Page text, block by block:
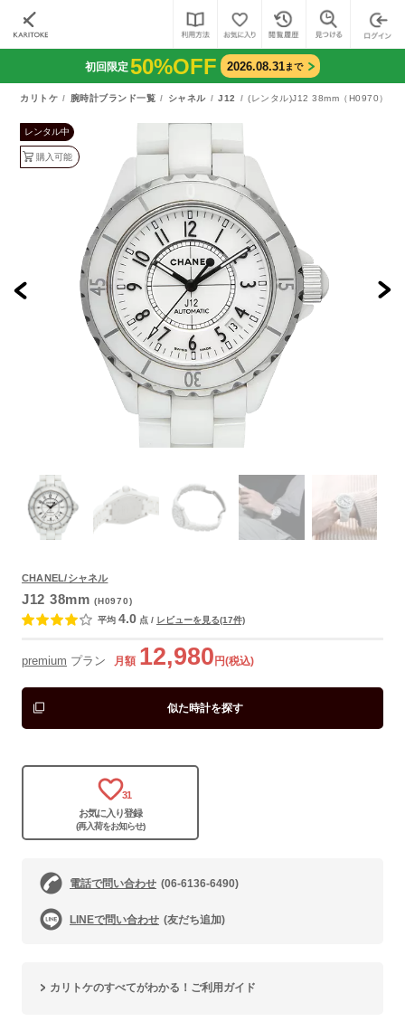
初回限定50%OFF 2026.08.31まで
カリトケ 腕時計ブランド一覧 シャネル J12 (レンタル)J12 38mm（H0970）
レンタル中
購入可能
CHANEL/シャネル
J12 38mm(H0970)
平均 4.0 点 / レビューを見る(17件)
premium プラン 月額 12,980 円(税込)
似た時計を探す
31
お気に入り登録
(再入荷をお知らせ)
電話で問い合わせ (06-6136-6490)
LINEで問い合わせ (友だち追加)
カリトケのすべてがわかる！ご利用ガイド
よくあるご質問